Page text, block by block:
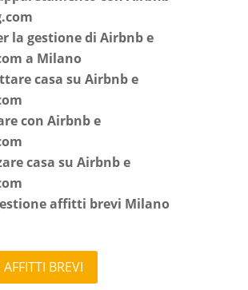
la gestione di Airbnb e
a Milano
casa su Airbnb e
con Airbnb e
casa su Airbnb e
affitti brevi Milano
BREVI